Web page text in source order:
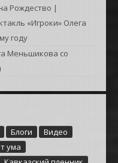
Рождество |
«Игроки» Олега
году
Меньшикова со
Блоги
Видео
ума